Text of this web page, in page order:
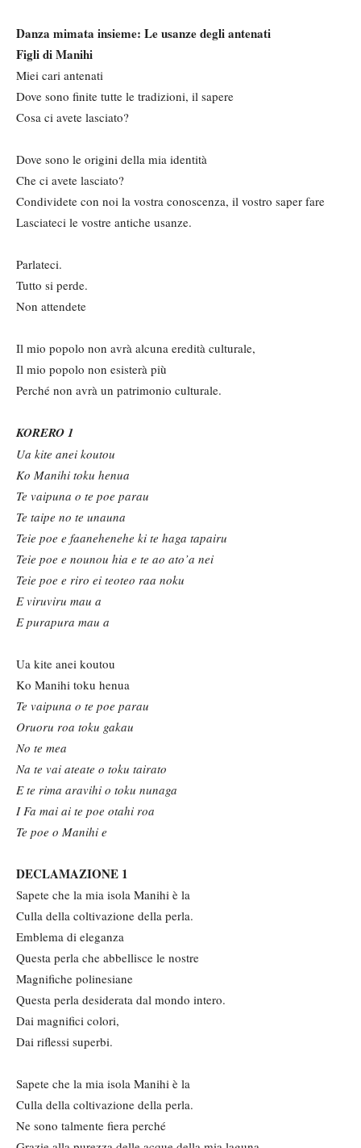
Danza mimata insieme: Le usanze degli antenati
Figli di Manihi
Miei cari antenati
Dove sono finite tutte le tradizioni, il sapere
Cosa ci avete lasciato?
Dove sono le origini della mia identità
Che ci avete lasciato?
Condividete con noi la vostra conoscenza, il vostro saper fare
Lasciateci le vostre antiche usanze.
Parlateci.
Tutto si perde.
Non attendete
Il mio popolo non avrà alcuna eredità culturale,
Il mio popolo non esisterà più
Perché non avrà un patrimonio culturale.
KORERO 1
Ua kite anei koutou
Ko Manihi toku henua
Te vaipuna o te poe parau
Te taipe no te unauna
Teie poe e faanehenehe ki te haga tapairu
Teie poe e nounou hia e te ao ato’a nei
Teie poe e riro ei teoteo raa noku
E viruviru mau a
E purapura mau a
Ua kite anei koutou
Ko Manihi toku henua
Te vaipuna o te poe parau
Oruoru roa toku gakau
No te mea
Na te vai ateate o toku tairato
E te rima aravihi o toku nunaga
I Fa mai ai te poe otahi roa
Te poe o Manihi e
DECLAMAZIONE 1
Sapete che la mia isola Manihi è la
Culla della coltivazione della perla.
Emblema di eleganza
Questa perla che abbellisce le nostre
Magnifiche polinesiane
Questa perla desiderata dal mondo intero.
Dai magnifici colori,
Dai riflessi superbi.
Sapete che la mia isola Manihi è la
Culla della coltivazione della perla.
Ne sono talmente fiera perché